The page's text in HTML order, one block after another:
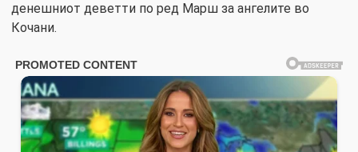
денешниот деветти по ред Марш за ангелите во
Кочани.